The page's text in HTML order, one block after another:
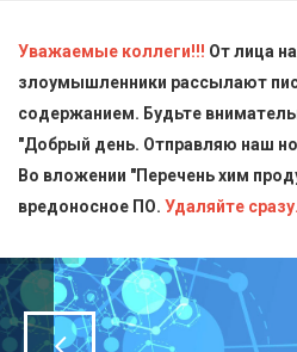
О КОМПАНИИ
ПРОДУКЦИЯ
Блескообразующие добавки
Индикаторы
Кислоты
СТАТЬИ
ДОСТАВКА
СЕРТИФИКАТЫ
Уважаемые коллеги!!! От лица
злоумышленники рассылают
содержанием. Будьте
"Добрый день. Отправляю наш
Во вложении "Перечень хим
вредоносное ПО. Удаляйте сразу.